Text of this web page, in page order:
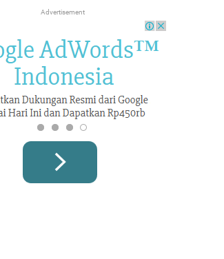
Advertisement